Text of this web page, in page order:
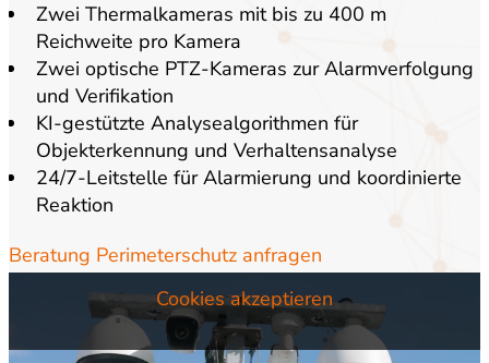
Zwei Thermalkameras mit bis zu 400 m
Reichweite pro Kamera
Zwei optische PTZ-Kameras zur Alarmverfolgung
und Verifikation
KI-gestützte Analysealgorithmen für
Objekterkennung und Verhaltensanalyse
24/7-Leitstelle für Alarmierung und koordinierte
Reaktion
Beratung Perimeterschutz anfragen
Bitte akzeptieren Sie die Marketing-Cookies und
laden Sie die Seite neu!
Cookies akzeptieren